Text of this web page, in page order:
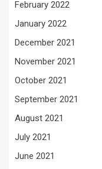
February 2022
January 2022
December 2021
November 2021
October 2021
September 2021
August 2021
July 2021
June 2021